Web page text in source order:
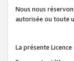
Nous nous
autorisée ou toute
La présente